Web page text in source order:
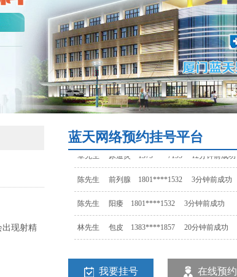
现射精
蓝天网络预约挂号平台
陈先生 前列腺 1801****1532 3分钟前成功
陈先生 阳痿 1801****1532 3分钟前成功
林先生 包皮 1383****1857 20分钟前成功
覃先生 尿道炎 1375****7195 12分钟前成功
覃先生 尿道炎 1375****7195 12分钟前成功
我要挂号 在线预约